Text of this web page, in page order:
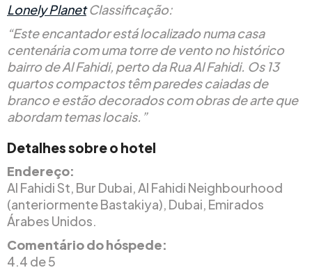
Lonely PlanetClassificação:
“Este encantador está localizado numa casa
centenária com uma torre de vento no histórico
bairro de Al Fahidi, perto da Rua Al Fahidi. Os 13
quartos compactos têm paredes caiadas de
branco e estão decorados com obras de arte que
abordam temas locais.”
Detalhes sobre o hotel
Endereço:
Al Fahidi St, Bur Dubai, Al Fahidi Neighbourhood
(anteriormente Bastakiya), Dubai, Emirados
Árabes Unidos.
Comentário do hóspede:
4.4 de 5